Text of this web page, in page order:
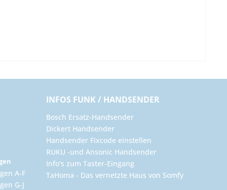
A-F
G-J
INFOS FUNK / HANDSENDER
Bosch Ersatz-Handsender
Dickert Handsender
Handsender Fixcode einstellen
RUKU -und Ansonic Handsender
Info's zum Taster-Eingang
TaHoma - Das vernetzte Haus von Somfy